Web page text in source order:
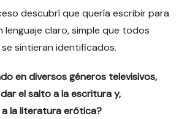
descubrí que quería escribir para
lenguaje claro, simple que todos
sintieran identificados.
en diversos géneros televisivos,
el salto a la escritura y,
la literatura erótica?